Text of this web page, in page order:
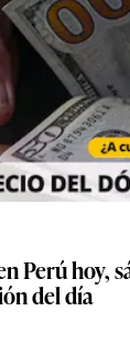
Perú hoy,
del día